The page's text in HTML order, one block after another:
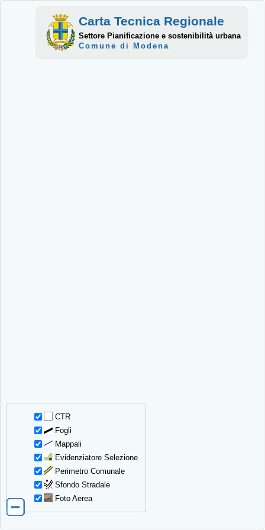
CTR
Fogli
Mappali
Evidenziatore Selezione
Perimetro Comunale
Sfondo Stradale
Foto Aerea
Carta Tecnica Regionale
Settore Pianificazione e sostenibilità urbana
Comune di Modena